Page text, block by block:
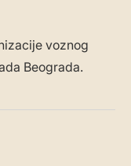
voznog
Beograda.